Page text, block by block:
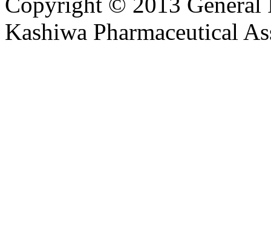
Kashiwa Pharmaceutical